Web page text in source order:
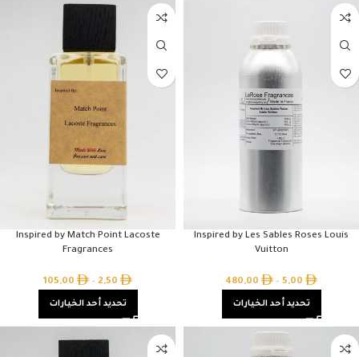
Inspired by Les Sables Roses Louis
Vuitton
5,00
–
480,00
تحديد أحد الخيارات
Inspired by Match Point Lacoste
Fragrances
2,50
–
105,00
تحديد أحد الخيارات